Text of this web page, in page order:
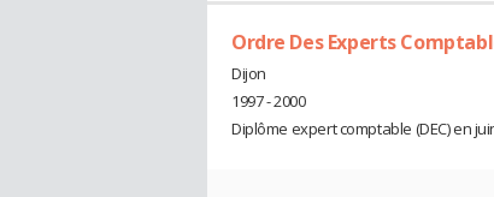
Ordre Des Experts
Dijon
1997 - 2000
Diplôme expert comptable (DEC) en